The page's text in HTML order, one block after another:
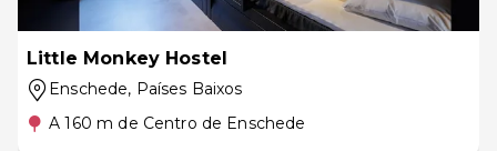
Little Monkey Hostel
Enschede, Países Baixos
A 160 m de Centro de Enschede